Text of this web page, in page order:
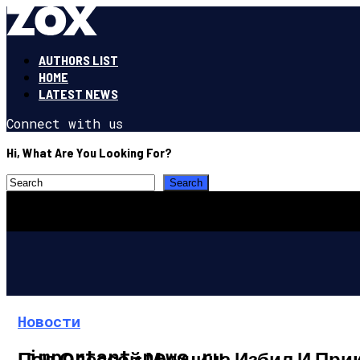
AUTHORS LIST
HOME
LATEST NEWS
Connect with us
Hi, What Are You Looking For?
Новости